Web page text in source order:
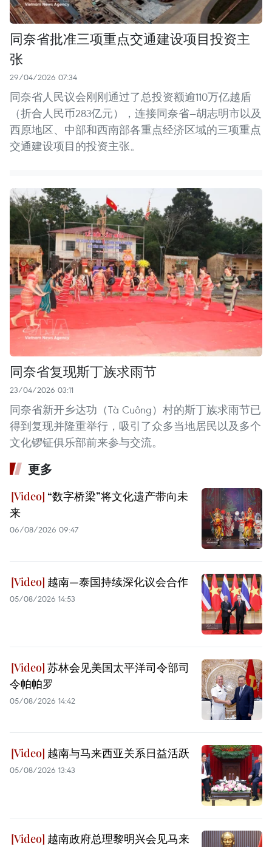
同奈省批准三项重点交通建设项目投资主
张
29/04/2026 07:34
同奈省人民议会刚刚通过了总投资额逾110万亿越盾
（折合人民币283亿元），连接同奈省—胡志明市以及
西原地区、中部和西南部各重点经济区域的三项重点
交通建设项目的投资主张。
同奈省复现斯丁族求雨节
23/04/2026 03:11
同奈省新开乡达功（Tà Cuông）村的斯丁族求雨节已
得到复现并隆重举行，吸引了众多当地居民以及多个
文化锣钲俱乐部前来参与交流。
更多
“数字桥梁”将文化遗产带向未
来
06/08/2026 09:47
越南—泰国持续深化议会合作
05/08/2026 14:53
苏林会见美国太平洋司令部司
令帕帕罗
05/08/2026 14:42
越南与马来西亚关系日益活跃
05/08/2026 13:43
越南政府总理黎明兴会见马来